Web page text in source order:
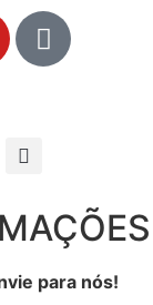
para nós!